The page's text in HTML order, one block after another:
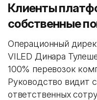
Клиенты
собственные
Операционный
VILED Динара
100% перевозок
Руководство видит
ответственных